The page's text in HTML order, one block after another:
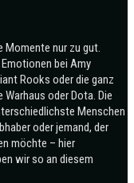
Momente nur zu gut.
bei Amy
Rooks oder die ganz
oder Dota. Die
Menschen
oder jemand, der
möchte – hier
wir so an diesem